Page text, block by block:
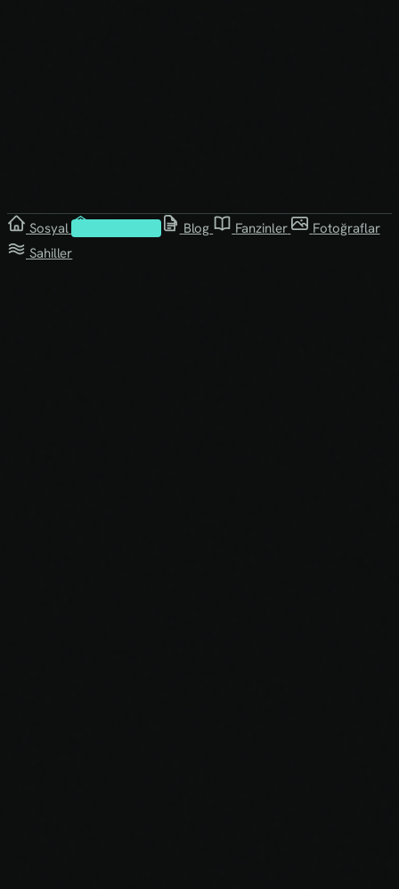
Sosyal Blog Fanzinler
Fotoğraflar
Sahiller